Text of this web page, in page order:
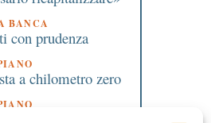
BANCA
con prudenza
a chilometro zero